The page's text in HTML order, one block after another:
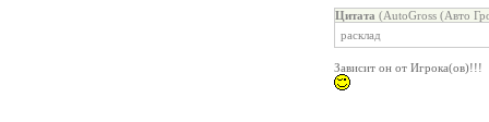
Цитата (AutoGross (Авто
расклад
Зависит он от Игрока(ов)!!!